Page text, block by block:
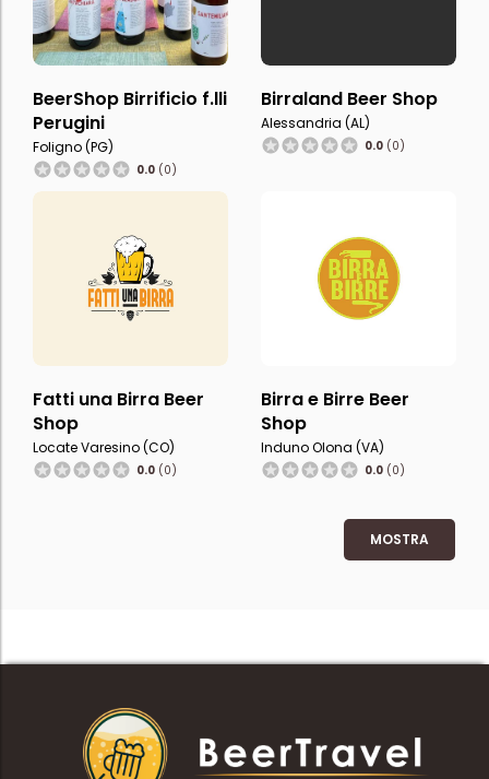
BeerShop Birrificio f.lli
Perugini
Foligno (PG)
0.0 (0)
Birraland Beer Shop
Alessandria (AL)
0.0 (0)
Fatti una Birra Beer
Shop
Locate Varesino (CO)
0.0 (0)
Birra e Birre Beer
Shop
Induno Olona (VA)
0.0 (0)
MOSTRA